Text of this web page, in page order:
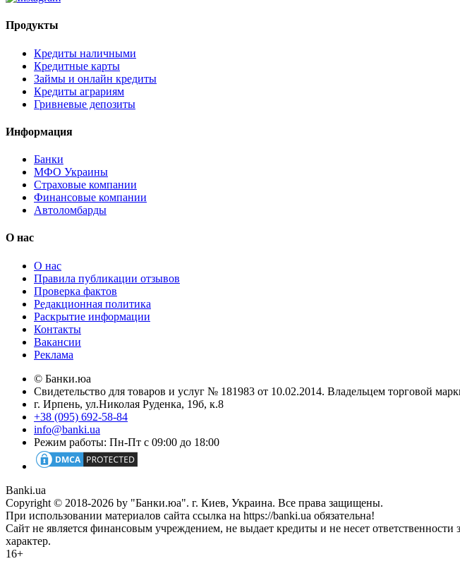
Продукты
Кредиты наличными
Кредитные карты
Займы и онлайн кредиты
Кредиты аграриям
Гривневые депозиты
Информация
Банки
МФО Украины
Страховые компании
Финансовые компании
Автоломбарды
О нас
О нас
Правила публикации отзывов
Проверка фактов
Редакционная политика
Раскрытие информации
Контакты
Вакансии
Реклама
© Банки.юа
Свидетельство для товаров и услуг № 181983 от 10.02.2014. Владельцем торговой
г. Ирпень, ул.Николая Руденка, 19б, к.8
+38 (095) 692-58-84
info@banki.ua
Режим работы: Пн-Пт с 09:00 до 18:00
Banki.ua
Copyright © 2018-2026 by "Банки.юа". г. Киев, Украина. Все права защищены.
При использовании материалов сайта ссылка на https://banki.ua обязательна!
Сайт не является финансовым учреждением, не выдает кредиты и не несет
характер.
16+